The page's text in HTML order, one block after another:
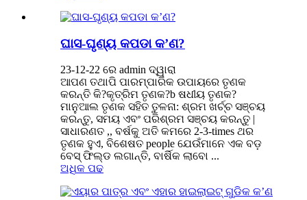
ଘାସ-ଘୃଣ୍ୟ କପଡା କ’ଣ?
23-12-22 ରେ admin ଦ୍ୱାରା
ଆପଣ ତଥାପି ପାରମ୍ପାରିକ ଉପାୟରେ ତୃଣକ
କରନ୍ତି କି?କୃତ୍ରିମ ତୃଣକ?b ଷଧୀୟ ତୃଣକ?
ମାନୁଆଲ ତୃଣକ ସହିତ ତୁଳନା: ଶ୍ରମ ଖର୍ଚ୍ଚ ସଞ୍ଚୟ
କରନ୍ତୁ, ସମୟ ଏବଂ ପରିଶ୍ରମ ସଞ୍ଚୟ କରନ୍ତୁ |
ସାଧାରଣତ ,, ବର୍ଷକୁ ଅତି କମରେ 2-3-times ଥର
ତୃଣକ ହୁଏ, ବିଶେଷତ people ଯେଉଁମାନେ ଏକ ବଡ଼
ବେସ୍ ଫିଲ୍ଡ ଲଗାନ୍ତି, ବାର୍ଷିକ ଲାବୋ ...
ଅଧିକ ପଢ